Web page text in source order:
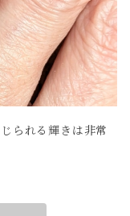
られる輝きは非常